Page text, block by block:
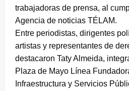
trabajadoras de prensa, al
Agencia de noticias TÉLAM.
Entre periodistas, dirigentes
artistas y representantes de
destacaron Taty Almeida,
Plaza de Mayo Línea
Infraestructura y Servicios